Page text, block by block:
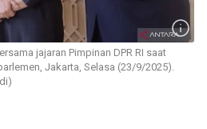
jajaran Pimpinan DPR RI saat
Jakarta, Selasa (23/9/2025).